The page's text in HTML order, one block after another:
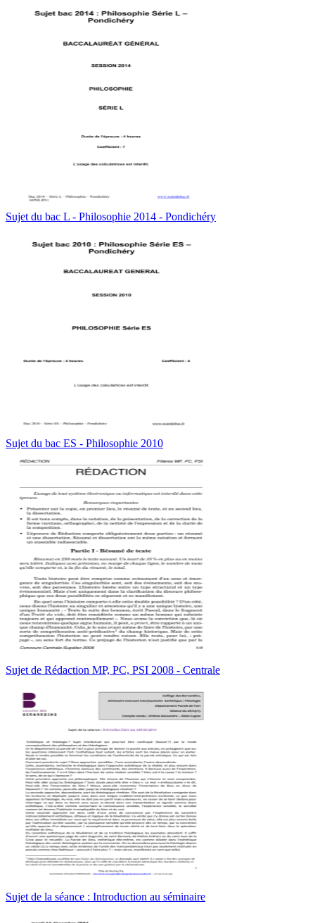
Sujet du bac L - Philosophie 2014 - Pondichéry
Sujet du bac ES - Philosophie 2010
Sujet de Rédaction MP, PC, PSI 2008 - Centrale
Sujet de la séance : Introduction au séminaire